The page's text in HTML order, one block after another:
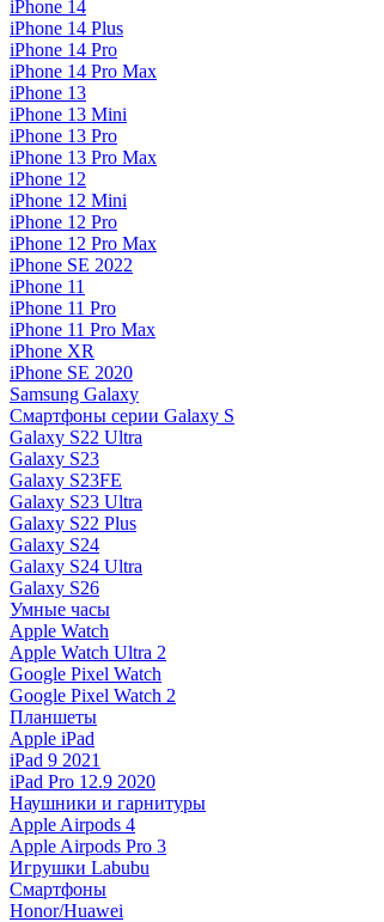
iPhone 14
iPhone 14 Plus
iPhone 14 Pro
iPhone 14 Pro Max
iPhone 13
iPhone 13 Mini
iPhone 13 Pro
iPhone 13 Pro Max
iPhone 12
iPhone 12 Mini
iPhone 12 Pro
iPhone 12 Pro Max
iPhone SE 2022
iPhone 11
iPhone 11 Pro
iPhone 11 Pro Max
iPhone XR
iPhone SE 2020
Samsung Galaxy
Смартфоны серии Galaxy S
Galaxy S22 Ultra
Galaxy S23
Galaxy S23FE
Galaxy S23 Ultra
Galaxy S22 Plus
Galaxy S24
Galaxy S24 Ultra
Galaxy S26
Умные часы
Apple Watch
Apple Watch Ultra 2
Google Pixel Watch
Google Pixel Watch 2
Планшеты
Apple iPad
iPad 9 2021
iPad Pro 12.9 2020
Наушники и гарнитуры
Apple Airpods 4
Apple Airpods Pro 3
Игрушки Labubu
Смартфоны
Honor/Huawei